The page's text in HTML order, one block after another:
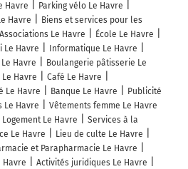
Havre
Parking vélo Le Havre
Havre
Biens et services pour les
Associations Le Havre
École Le Havre
Le Havre
Informatique Le Havre
Havre
Boulangerie pâtisserie Le
Havre
Café Le Havre
Le Havre
Banque Le Havre
Publicité
Le Havre
Vêtements femme Le Havre
Logement Le Havre
Services à la
Le Havre
Lieu de culte Le Havre
et Parapharmacie Le Havre
Havre
Activités juridiques Le Havre